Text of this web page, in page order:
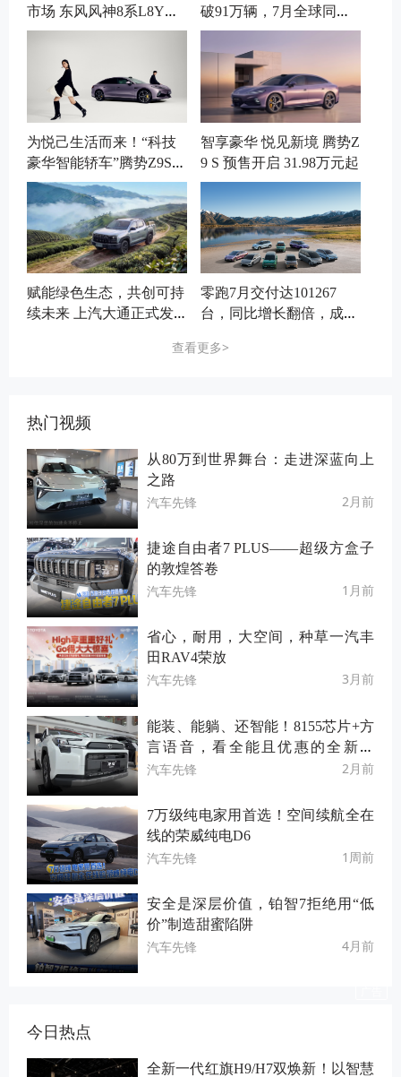
市场 东风风神8系L8Y、
L8+正式登场
破91万辆，7月全球同比
增长7.52%
为悦己生活而来！“科技
豪华智能轿车”腾势Z9S开
启预售
智享豪华 悦见新境 腾势Z
9 S 预售开启 31.98万元起
赋能绿色生态，共创可持
续未来 上汽大通正式发
零跑7月交付达101267
台，同比增长翻倍，成首
查看更多>
热门视频
从80万到世界舞台：走进深蓝向上
之路
汽车先锋 2月前
捷途自由者7 PLUS——超级方盒子
的敦煌答卷
汽车先锋 1月前
省心，耐用，大空间，种草一汽丰
田RAV4荣放
汽车先锋 3月前
能装、能躺、还智能！8155芯片+方
言语音，看全能且优惠的全新荣
放！
汽车先锋 2月前
7万级纯电家用首选！空间续航全在
线的荣威纯电D6
汽车先锋 1周前
安全是深层价值，铂智7拒绝用“低
价”制造甜蜜陷阱
汽车先锋 4月前
今日热点
全新一代红旗H9/H7双焕新！以智慧